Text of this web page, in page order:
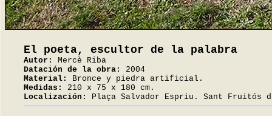
El poeta, escultor de la palabra
Autor:
Mercè Riba
Datación de la obra:
2004
Material:
Bronce y piedra artificial.
Medidas:
210 x 75 x 180 cm.
Localización:
Plaça Salvador Espriu. Sant Fruitós